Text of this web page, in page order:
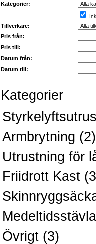
Kategorier:
Tillverkare:
Pris från:
Pris till:
Datum från:
Datum till:
Kategorier
Armbrytning (2)
Utrustning för
Friidrott Kast
Övrigt (3)